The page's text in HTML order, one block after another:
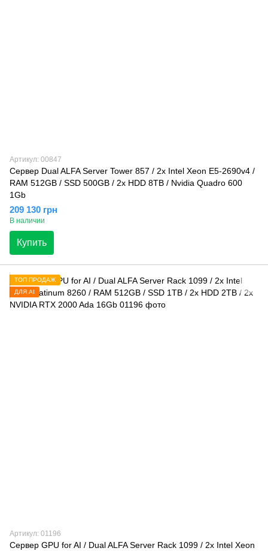
Артикул: 00847
Сервер Dual ALFA Server Tower 857 / 2х Intel Xeon E5-2690v4 /
RAM 512GB / SSD 500GB / 2x HDD 8TB / Nvidia Quadro 600
1Gb
209 130 грн
В наличии
Купить
ТОП ПРОДАЖ
ДЛЯ AI
Артикул: 01196
Сервер GPU for AI / Dual ALFA Server Rack 1099 / 2х Intel Xeon